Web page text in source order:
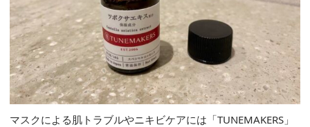
マスクによる肌トラブルやニキビケアには「TUNEMAKERS」